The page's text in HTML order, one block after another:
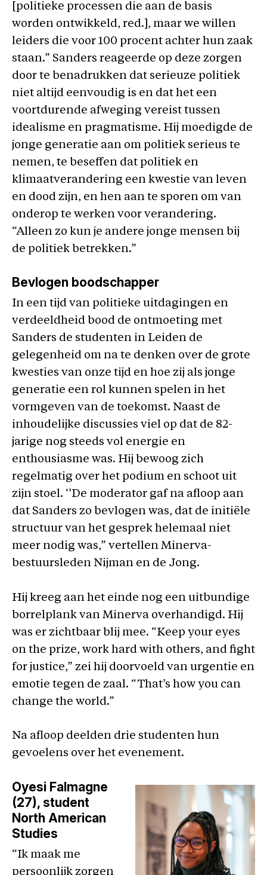
[politieke processen die aan de basis
worden ontwikkeld, red.], maar we willen
leiders die voor 100 procent achter hun zaak
staan.” Sanders reageerde op deze zorgen
door te benadrukken dat serieuze politiek
niet altijd eenvoudig is en dat het een
voortdurende afweging vereist tussen
idealisme en pragmatisme. Hij moedigde de
jonge generatie aan om politiek serieus te
nemen, te beseffen dat politiek en
klimaatverandering een kwestie van leven
en dood zijn, en hen aan te sporen om van
onderop te werken voor verandering.
“Alleen zo kun je andere jonge mensen bij
de politiek betrekken.”
Bevlogen boodschapper
In een tijd van politieke uitdagingen en
verdeeldheid bood de ontmoeting met
Sanders de studenten in Leiden de
gelegenheid om na te denken over de grote
kwesties van onze tijd en hoe zij als jonge
generatie een rol kunnen spelen in het
vormgeven van de toekomst. Naast de
inhoudelijke discussies viel op dat de 82-
jarige nog steeds vol energie en
enthousiasme was. Hij bewoog zich
regelmatig over het podium en schoot uit
zijn stoel. ‘’De moderator gaf na afloop aan
dat Sanders zo bevlogen was, dat de initiële
structuur van het gesprek helemaal niet
meer nodig was,” vertellen Minerva-
bestuursleden Nijman en de Jong.
Hij kreeg aan het einde nog een uitbundige
borrelplank van Minerva overhandigd. Hij
was er zichtbaar blij mee. “Keep your eyes
on the prize, work hard with others, and fight
for justice,” zei hij doorvoeld van urgentie en
emotie tegen de zaal. “That’s how you can
change the world.”
Na afloop deelden drie studenten hun
gevoelens over het evenement.
Oyesi Falmagne
(27), student
North American
Studies
“Ik maak me
persoonlijk zorgen